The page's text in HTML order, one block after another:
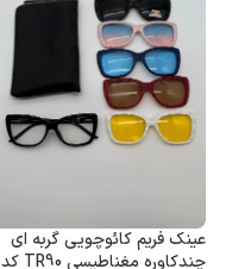
عینک فریم کائوچویی گربه ای
چندکاوره مغناطیسی TR90 کد